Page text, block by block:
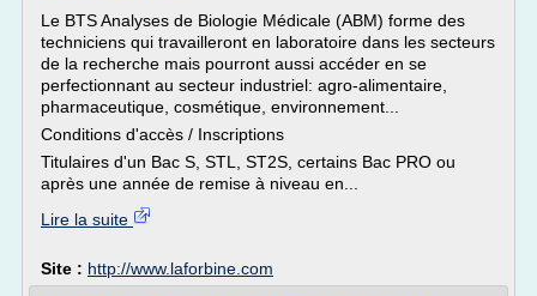
Le BTS Analyses de Biologie Médicale (ABM) forme des
techniciens qui travailleront en laboratoire dans les secteurs
de la recherche mais pourront aussi accéder en se
perfectionnant au secteur industriel: agro-alimentaire,
pharmaceutique, cosmétique, environnement...
Conditions d'accès / Inscriptions
Titulaires d'un Bac S, STL, ST2S, certains Bac PRO ou
après une année de remise à niveau en...
Lire la suite
Site : http://www.laforbine.com